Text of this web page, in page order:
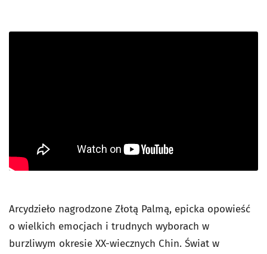
Arcydzieło nagrodzone Złotą Palmą, epicka opowieść
o wielkich emocjach i trudnych wyborach w
burzliwym okresie XX-wiecznych Chin. Świat w